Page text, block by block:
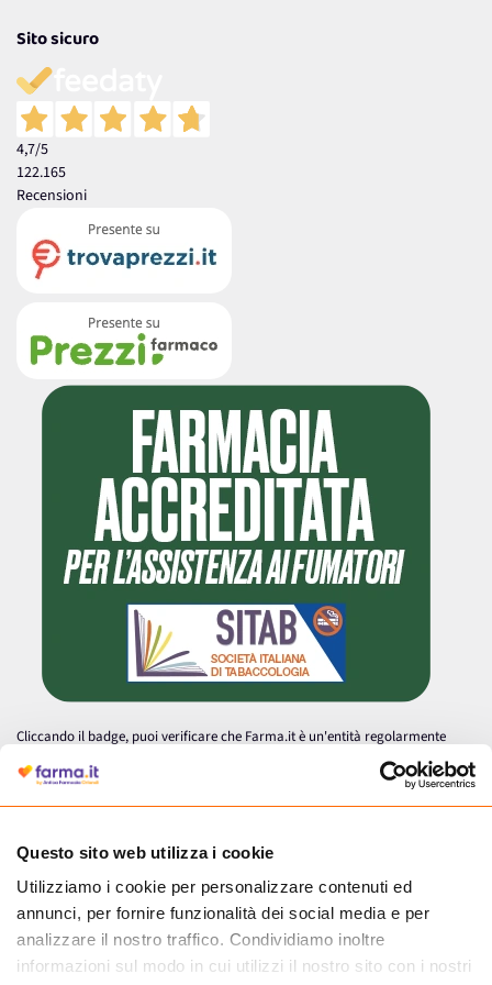
Questo sito web utilizza i cookie
Utilizziamo i cookie per personalizzare contenuti ed
annunci, per fornire funzionalità dei social media e per
analizzare il nostro traffico. Condividiamo inoltre
informazioni sul modo in cui utilizzi il nostro sito con i nostri
Sito sicuro
4,7/5
122.165
Recensioni
Cliccando il badge, puoi verificare che Farma.it è un'entità regolarmente
autorizzata dal Ministero della Salute a effettuare la vendita online di
medicinali.